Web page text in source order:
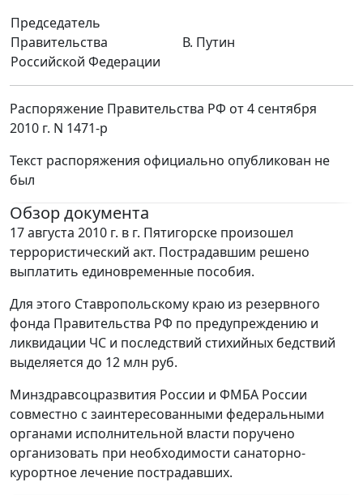
Председатель
Правительства
Российской Федерации
В. Путин
Распоряжение Правительства РФ от 4 сентября
2010 г. N 1471-р
Текст распоряжения официально опубликован не
был
Обзор документа
17 августа 2010 г. в г. Пятигорске произошел
террористический акт. Пострадавшим решено
выплатить единовременные пособия.
Для этого Ставропольскому краю из резервного
фонда Правительства РФ по предупреждению и
ликвидации ЧС и последствий стихийных бедствий
выделяется до 12 млн руб.
Минздравсоцразвития России и ФМБА России
совместно с заинтересованными федеральными
органами исполнительной власти поручено
организовать при необходимости санаторно-
курортное лечение пострадавших.